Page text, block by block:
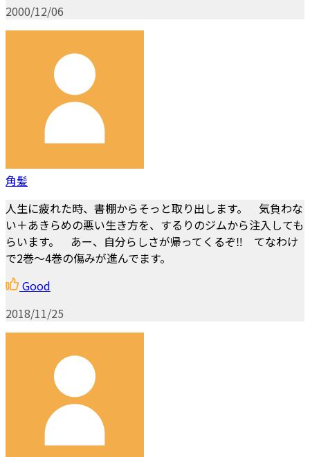
2000/12/06
角髪
人生に疲れた時、書棚からそっと取り出します。 気負わな
い＋あきらめの悪い生き方を、するりのジムから注入しても
らいます。 あー、自分らしさが帰ってくるぞ‼ てなわけ
で2巻～4巻の傷みが進んでます。
Good
2018/11/25